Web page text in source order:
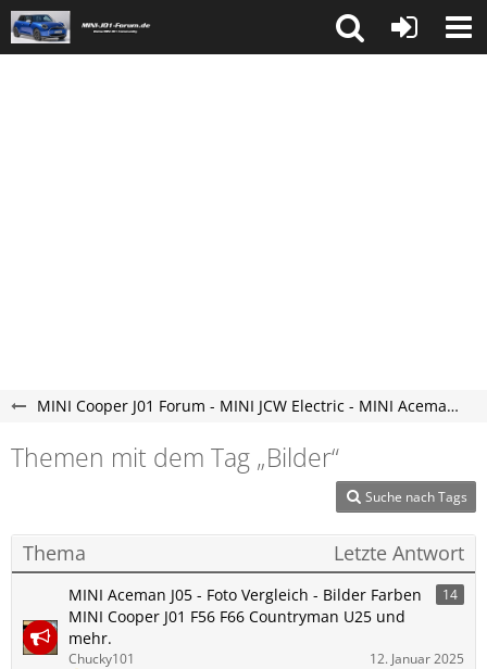
MINI Cooper J01 Forum - MINI JCW Electric - MINI Aceman Elektroauto Forum - neu und vollelektrisch.
Themen mit dem Tag „Bilder“
Suche nach Tags
Thema Letzte Antwort
MINI Aceman J05 - Foto Vergleich - Bilder Farben
MINI Cooper J01 F56 F66 Countryman U25 und
mehr.
14
Chucky101 12. Januar 2025